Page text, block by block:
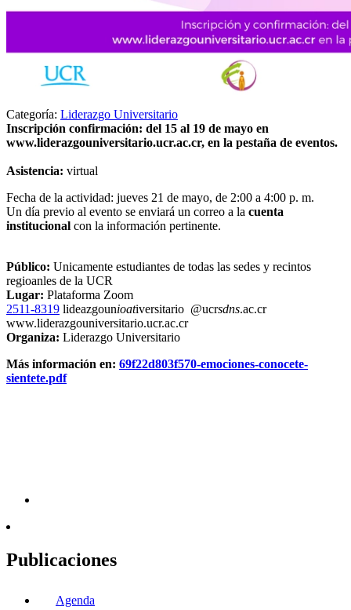
Categoría: Liderazgo Universitario
Inscripción confirmación: del 15 al 19 de mayo en
www.liderazgouniversitario.ucr.ac.cr, en la pestaña de eventos.
Asistencia: virtual
Fecha de la actividad: jueves 21 de mayo, de 2:00 a 4:00 p. m.
Un día previo al evento se enviará un correo a la cuenta
institucional con la información pertinente.
Público: Unicamente estudiantes de todas las sedes y recintos
regioanles de la UCR
Lugar: Plataforma Zoom
2511-8319 lideazgounioativersitario @ucrsdns.ac.cr
www.liderazgouniversitario.ucr.ac.cr
Organiza: Liderazgo Universitario
Más información en: 69f22d803f570-emociones-conocete-
sientete.pdf
Publicaciones
Agenda